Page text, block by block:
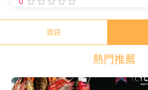
資訊
熱門推薦